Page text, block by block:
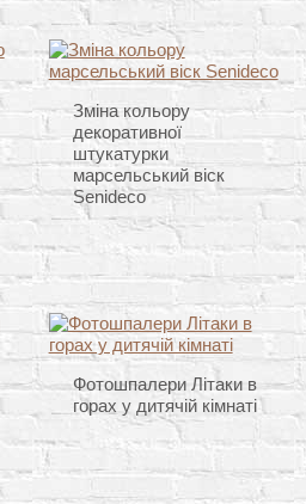
Зміна кольору
декоративної
штукатурки
марсельський віск
Senideco
Фотошпалери Літаки в
горах у дитячій кімнаті